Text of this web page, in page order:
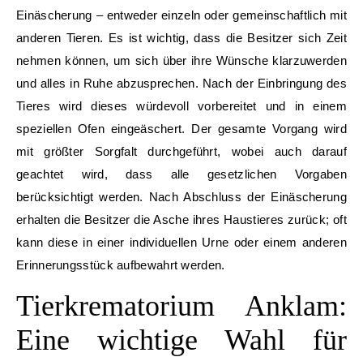
Einäscherung – entweder einzeln oder gemeinschaftlich mit
anderen Tieren. Es ist wichtig, dass die Besitzer sich Zeit
nehmen können, um sich über ihre Wünsche klarzuwerden
und alles in Ruhe abzusprechen. Nach der Einbringung des
Tieres wird dieses würdevoll vorbereitet und in einem
speziellen Ofen eingeäschert. Der gesamte Vorgang wird
mit größter Sorgfalt durchgeführt, wobei auch darauf
geachtet wird, dass alle gesetzlichen Vorgaben
berücksichtigt werden. Nach Abschluss der Einäscherung
erhalten die Besitzer die Asche ihres Haustieres zurück; oft
kann diese in einer individuellen Urne oder einem anderen
Erinnerungsstück aufbewahrt werden.
Tierkrematorium Anklam:
Eine wichtige Wahl für